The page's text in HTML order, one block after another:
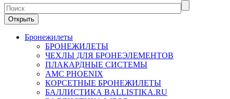
Открыть
Бронежилеты
БРОНЕЖИЛЕТЫ
ЧЕХЛЫ ДЛЯ БРОНЕЭЛЕМЕНТОВ
ПЛАКАРДНЫЕ СИСТЕМЫ
АМС PHOENIX
КОРСЕТНЫЕ БРОНЕЖИЛЕТЫ
БАЛЛИСТИКА BALLISTIKA.RU